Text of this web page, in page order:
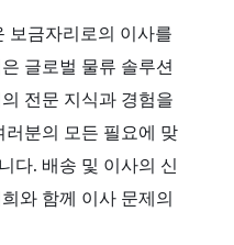
보금자리로의 이사를
글로벌 물류 솔루션
전문 지식과 경험을
분의 모든 필요에 맞
다. 배송 및 이사의 신
와 함께 이사 문제의